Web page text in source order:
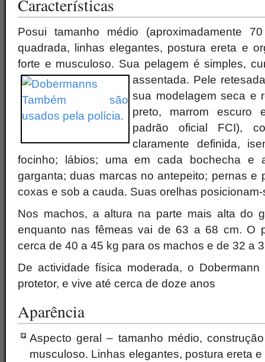
Características
Posui tamanho médio (aproximadamente
quadrada, linhas elegantes, postura ereta e
forte e musculoso. Sua pelagem é simples,
assentada. Pele
sua modelagem seca e
preto, marrom escuro
padrão oficial FCI),
claramente definida,
focinho; lábios; uma em cada bochecha e
garganta; duas marcas no antepeito; pernas e
coxas e sob a cauda. Suas orelhas
Nos machos, a altura na parte mais alta do
enquanto nas fêmeas vai de 63 a 68 cm. O
cerca de 40 a 45 kg para os machos e de 32 a
De actividade física moderada, o
protetor, e vive até cerca de doze anos
Aparência
Aspecto geral – tamanho médio,
musculoso. Linhas elegantes, postura ereta